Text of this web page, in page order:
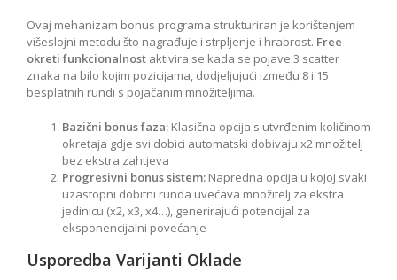
Ovaj mehanizam bonus programa strukturiran je korištenjem
višeslojni metodu što nagrađuje i strpljenje i hrabrost. Free
okreti funkcionalnost aktivira se kada se pojave 3 scatter
znaka na bilo kojim pozicijama, dodjeljujući između 8 i 15
besplatnih rundi s pojačanim množiteljima.
Bazični bonus faza: Klasična opcija s utvrđenim količinom
okretaja gdje svi dobici automatski dobivaju x2 množitelj
bez ekstra zahtjeva
Progresivni bonus sistem: Napredna opcija u kojoj svaki
uzastopni dobitni runda uvećava množitelj za ekstra
jedinicu (x2, x3, x4…), generirajući potencijal za
eksponencijalni povećanje
Usporedba Varijanti Oklade